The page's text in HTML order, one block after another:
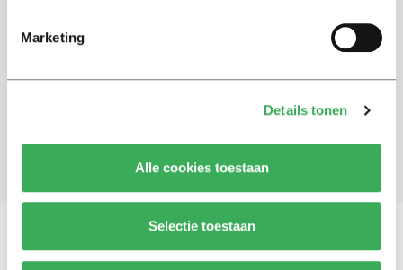
Marketing
Details tonen
Alle cookies toestaan
Selectie toestaan
Schrijf je in voor onze nieuwsbrief
Univers.
Aanmelden